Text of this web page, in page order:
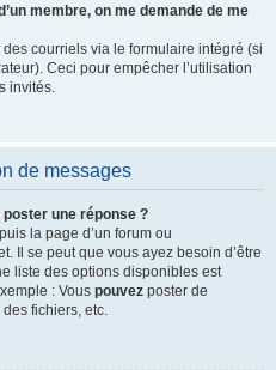
membre, on me demande de me
courriels via le formulaire intégré (si
Ceci pour empêcher l’utilisation
invités.
de messages
une réponse ?
la page d’un forum ou
Il se peut que vous ayez besoin d’être
liste des options disponibles est
: Vous pouvez poster de
fichiers, etc.